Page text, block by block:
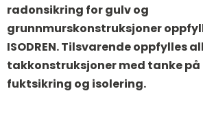
radonsikring for gulv og
grunnmurskonstruksjoner
ISODREN. Tilsvarende oppfylles
takkonstruksjoner med tanke på
fuktsikring og isolering.